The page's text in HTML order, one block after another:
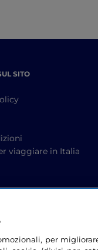
SITO
viaggiare in Italia
per